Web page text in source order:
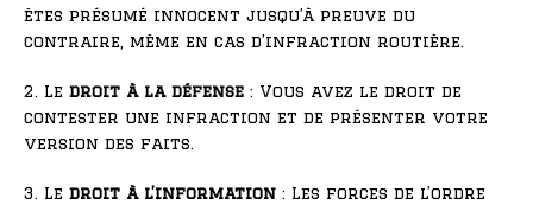
êtes présumé innocent jusqu’à preuve du
contraire, même en cas d’infraction routière.
2. Le droit à la défense : Vous avez le droit de
contester une infraction et de présenter votre
version des faits.
3. Le droit à l’information : Les forces de l’ordre